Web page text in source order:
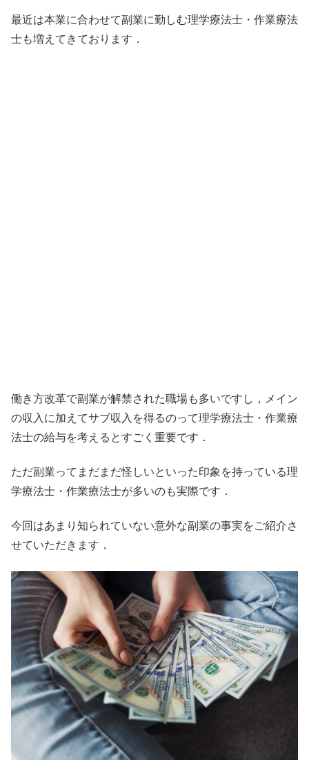
最近は本業に合わせて副業に勤しむ理学療法士・作業療法
士も増えてきております．
働き方改革で副業が解禁された職場も多いですし，メイン
の収入に加えてサブ収入を得るのって理学療法士・作業療
法士の給与を考えるとすごく重要です．
ただ副業ってまだまだ怪しいといった印象を持っている理
学療法士・作業療法士が多いのも実際です．
今回はあまり知られていない意外な副業の事実をご紹介さ
せていただきます．